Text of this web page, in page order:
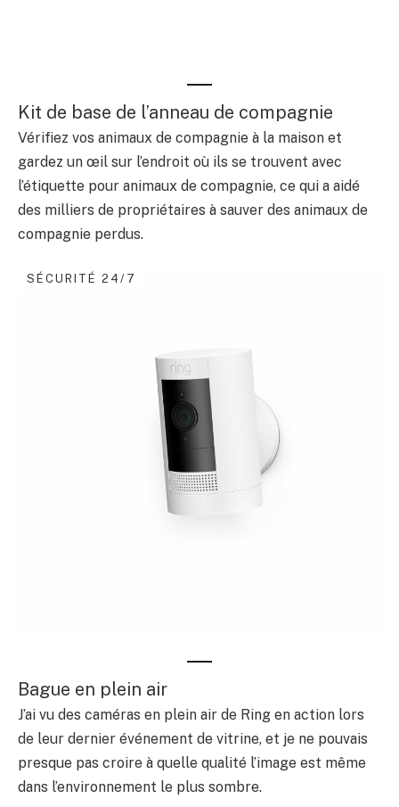
Kit de base de l’anneau de compagnie
Vérifiez vos animaux de compagnie à la maison et
gardez un œil sur l’endroit où ils se trouvent avec
l’étiquette pour animaux de compagnie, ce qui a aidé
des milliers de propriétaires à sauver des animaux de
compagnie perdus.
SÉCURITÉ 24/7
Bague en plein air
J’ai vu des caméras en plein air de Ring en action lors
de leur dernier événement de vitrine, et je ne pouvais
presque pas croire à quelle qualité l’image est même
dans l’environnement le plus sombre.